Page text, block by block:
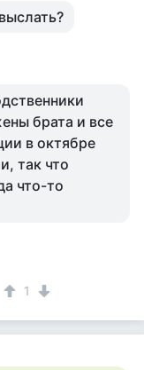
брата и все
в октябре
так что
что-то
1